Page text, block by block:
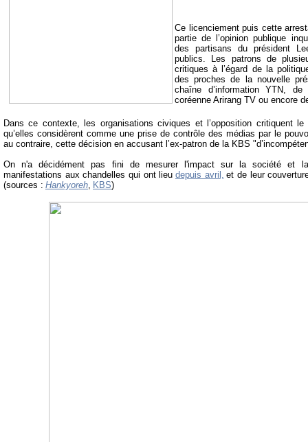
Ce licenciement puis cette
partie de l’opinion publique
des partisans du président
publics. Les patrons de
critiques à l’égard de la
des proches de la nouvelle
chaîne d’information YTN,
coréenne Arirang TV ou encore
Dans ce contexte, les organisations civiques et l’opposition critiquent
qu’elles considèrent comme une prise de contrôle des médias par le
au contraire, cette décision en accusant l’ex-patron de la KBS
On n'a décidément pas fini de mesurer l'impact sur la société et la
manifestations aux chandelles qui ont lieu depuis avril, et de leur
(sources : Hankyoreh, KBS)